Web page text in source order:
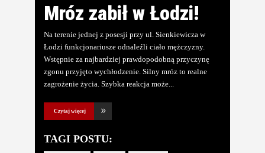
Mróz zabił w Łodzi!
Na terenie jednej z posesji przy ul. Sienkiewicza w
Łodzi funkcjonariusze odnaleźli ciało mężczyzny.
Wstępnie za najbardziej prawdopodobną przyczynę
zgonu przyjęto wychłodzenie. Silny mróz to realne
zagrożenie życia. Szybka reakcja może
Czytaj więcej
TAGI POSTU: